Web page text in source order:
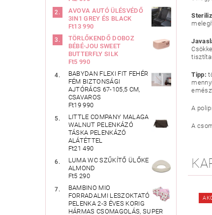
AVOVA AUTÓ ÜLÉSVÉDŐ
3IN1 GREY ÉS BLACK
Ft13 990
TÖRLŐKENDŐ DOBOZ
BÉBÉ-JOU SWEET
BUTTERFLY SILK
Ft5 990
BABYDAN FLEXI FIT FEHÉR
FÉM BIZTONSÁGI
AJTÓRÁCS 67-105,5 CM,
CSAVAROS
Ft19 990
LITTLE COMPANY MALAGA
WALNUT PELENKÁZÓ
TÁSKA PELENKÁZÓ
ALÁTÉTTEL
Ft21 490
LUMA WC SZŰKÍTŐ ÜLŐKE
ALMOND
Ft5 290
BAMBINO MIO
FORRADALMI LESZOKTATÓ
PELENKA 2-3 ÉVES KORIG
HÁRMAS CSOMAGOLÁS, SUPER
Tipp:
A
A